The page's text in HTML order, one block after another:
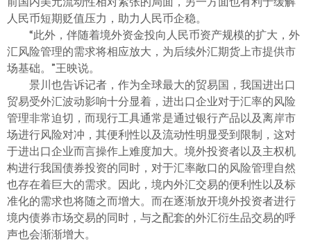
人民币短期贬值压力，助力人民币企稳。
“此外，伴随着境外资金投向人民币资产规模的扩大，外
汇风险管理的需求将相应放大，为后续外汇期货上市提供市
场基础。”王映说。
景川也告诉记者，作为全球最大的贸易国，我国进出口
贸易受外汇波动影响十分显着，进出口企业对于汇率的风险
管理非常迫切，而现行工具通常是通过银行产品以及离岸市
场进行风险对冲，其便利性以及流动性明显受到限制，这对
于进出口企业而言操作上难度加大。境外投资者以及主权机
构进行我国债券投资的同时，对于汇率敞口的风险管理自然
也存在着巨大的需求。因此，境内外汇交易的便利性以及标
准化的需求也将随之而增大。而在逐渐放开境外投资者进行
境内债券市场交易的同时，与之配套的外汇衍生品交易的呼
声也会渐渐增大。